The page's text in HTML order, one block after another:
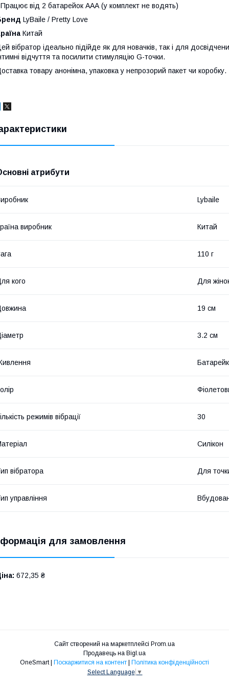
від 2 батарейок ААА (у комплект не водять)
LyBaile / Pretty Love
Китай
вібратор ідеально підійде як для новачків, так і для
відчуття та посилити стимуляцію G-точки.
товару анонімна, упаковка у непрозорий пакет чи коробку.
атрибути
Lybaile
виробник Китай
110 г
кого Для
19 см
3.2 см
режимів вібрації 30
Силікон
вібратора Для
управління
для замовлення
672,35 ₴
Сайт створений на маркетплейсі Prom.ua
Продавець на Bigl.ua
OneSmart | Поскаржитися на контент | Політика конфіденційності
Select Language ▼